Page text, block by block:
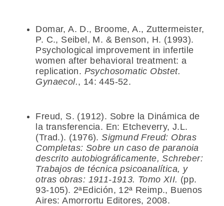
Domar, A. D., Broome, A., Zuttermeister,
P. C., Seibel, M. & Benson, H. (1993).
Psychological improvement in infertile
women after behavioral treatment: a
replication. Psychosomatic Obstet.
Gynaecol., 14: 445-52.
Freud, S. (1912). Sobre la Dinámica de
la transferencia. En: Etcheverry, J.L.
(Trad.). (1976).Sigmund Freud: Obras
Completas: Sobre un caso de paranoia
descrito autobiográficamente, Schreber:
Trabajos de técnica psicoanalítica, y
otras obras: 1911-1913. Tomo XII. (pp.
93-105). 2ªEdición, 12ª Reimp., Buenos
Aires: Amorrortu Editores, 2008.